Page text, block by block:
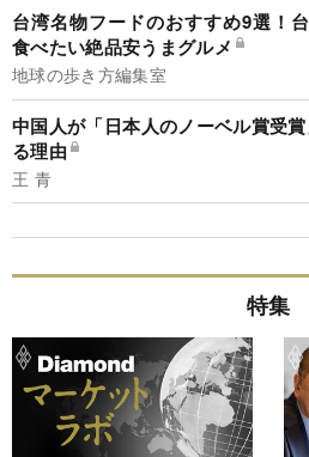
台湾名物フードのおすすめ9選！
食べたい絶品安うまグルメ
地球の歩き方編集室
中国人が「日本人のノーベル賞受
る理由
王 青
特集